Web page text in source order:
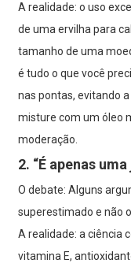
A realidade: o uso
de uma ervilha para
tamanho de uma
é tudo o que você
nas pontas, evitando
misture com um óleo
moderação.
2. “É apenas
O debate: Alguns
superestimado e não
A realidade: a ciência
vitamina E,